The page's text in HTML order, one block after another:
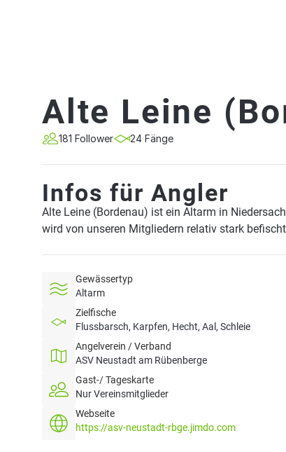
Alte Leine
181 Follower 24 Fänge
Infos für Angler
Alte Leine (Bordenau) ist ein Altarm in
wird von unseren Mitgliedern relativ stark
Gewässertyp
Altarm
Zielfische
Flussbarsch, Karpfen, Hecht, Aal, Schleie
Angelverein / Verband
ASV Neustadt am Rübenberge
Gast-/ Tageskarte
Nur Vereinsmitglieder
Webseite
https://asv-neustadt-rbge.jimdo.com